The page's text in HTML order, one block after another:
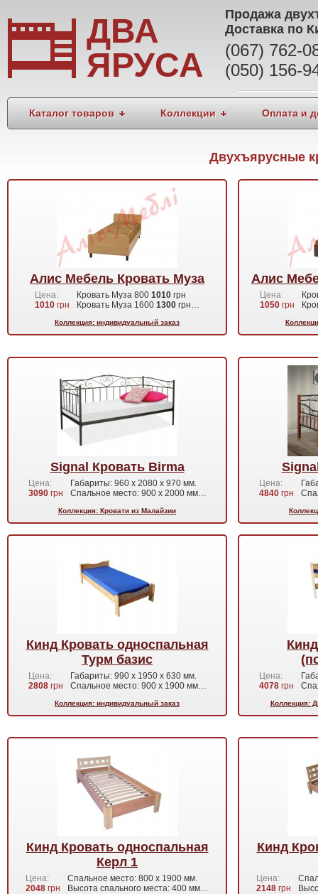
ДВА
ЯРУСА
Продажа
Доставка по
(067) 762-
(050) 156-
Каталог товаров Коллекции Оплата и
Двухъярусные
Алис Мебель Кровать Муза
Цена:
1010 грн
Кровать Муза 800 1010 грн
Кровать Муза 1600 1300 грн…
Коллекция: индивидуальный заказ
Алис
Цена:
1050 грн
Signal Кровать Birma
Цена:
3090грн
Габариты: 960 х 2080 х 970 мм.
Спальное место: 900 х 2000 мм…
Коллекция: Кровати из Малайзии
Цена:
4840грн
Кинд Кровать односпальная
Турм базис
Цена:
2808грн
Габариты: 990 х 1950 х 630 мм.
Спальное место: 900 х 1900 мм…
Коллекция: индивидуальный заказ
Цена:
4078грн
Коллекция:
Кинд Кровать односпальная
Керл 1
Цена:
2048 грн
Спальное место: 800 х 1900 мм.
Высота спального места: 400 мм…
Кинд
Цена:
2148 грн